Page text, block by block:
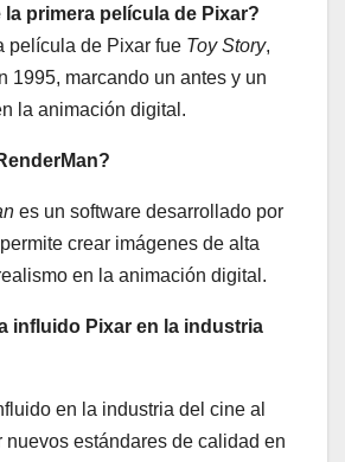
la primera película de Pixar?
película de Pixar fue Toy Story,
1995, marcando un antes y un
la animación digital.
es un software desarrollado por
crear imágenes de alta
en la animación digital.
influido Pixar en la industria
en la industria del cine al
nuevos estándares de calidad en